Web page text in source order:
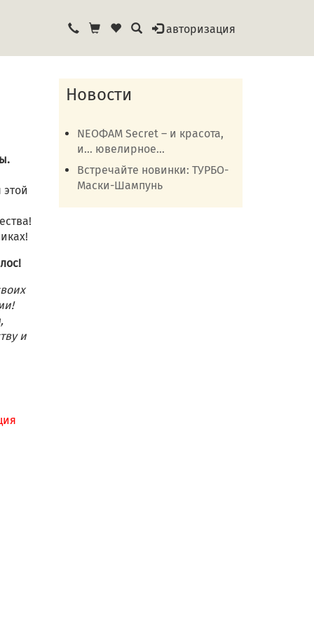
авторизация
и
Новости
NEOФАМ Secret – и красота,
и… ювелирное...
Встречайте новинки: ТУРБО-
Маски-Шампунь